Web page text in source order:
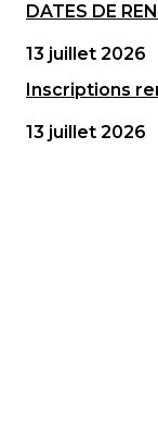
DATES DE
13 juillet 2026
Inscriptions
13 juillet 2026